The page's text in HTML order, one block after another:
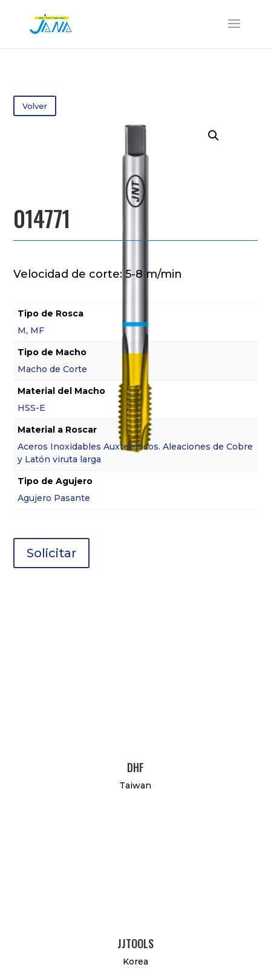
Volver
014771
Velocidad de corte: 5-8 m/min
Tipo de Rosca
M, MF
Tipo de Macho
Macho de Corte
Material del Macho
HSS-E
Material a Roscar
Aceros Inoxidables Auxteníticos. Aleaciones de Cobre
y Latón viruta larga
Tipo de Agujero
Agujero Pasante
Solicitar
DHF
Taiwan
JJTOOLS
Korea